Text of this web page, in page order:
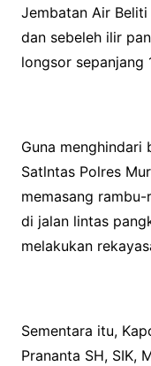
Jembatan Air
dan sebeleh ilir
longsor sepanjang
Guna menghindari
Satlntas Polres
memasang
di jalan lintas
melakukan
Sementara itu,
Prananta SH, SIK,